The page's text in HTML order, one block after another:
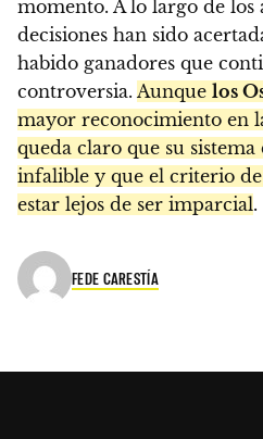
momento. A lo largo de los
decisiones han sido
habido ganadores que
controversia. Aunque los
mayor reconocimiento en
queda claro que su
infalible y que el criterio
estar lejos de ser imparcial.
FEDE CARESTÍA